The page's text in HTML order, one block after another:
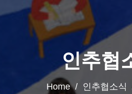
기
인추협
Home / 인추협소식